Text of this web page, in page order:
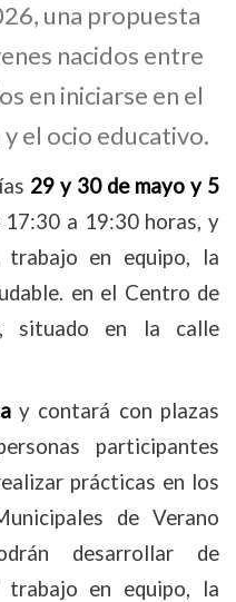
una propuesta
nacidos entre
en iniciarse en el
el ocio educativo.
29 y 30 de mayo y 5
17:30 a 19:30 horas,y
trabajo en equipo, la
en el Centro de
situado en la calle
y contará con plazas
participantes
prácticas en los
de Verano
desarrollar de
trabajo en equipo, la